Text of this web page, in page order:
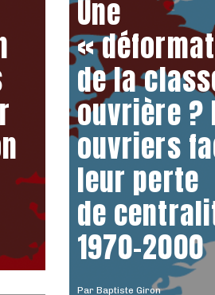
Par Baptiste Giron
Une
«
de la
ouvrière ?
ouvriers
leur perte
de
1970-2000